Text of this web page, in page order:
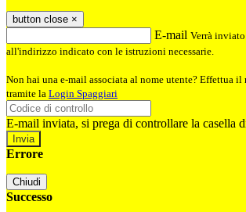
button close ×
E-mail Verrà
all'indirizzo indicato con le istruzioni necessarie.
Non hai una e-mail associata al nome utente? Effettua il
tramite la Login Spaggiari
E-mail inviata, si prega di controllare la casella
Errore
Chiudi
Successo